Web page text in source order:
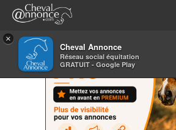
×
Cheval Annonce
Réseau social équitation
GRATUIT - Google Play